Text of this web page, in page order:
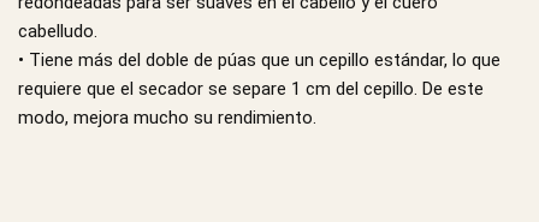
cabelludo.
• Tiene más del doble de púas que un cepillo estándar, lo que
requiere que el secador se separe 1 cm del cepillo. De este
modo, mejora mucho su rendimiento.